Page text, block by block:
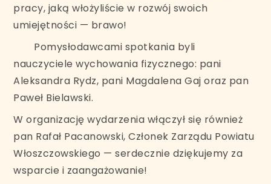
pracy, jaką włożyliście w rozwój swoich
umiejętności — brawo!
Pomysłodawcami spotkania byli
nauczyciele wychowania fizycznego: pani
Aleksandra Rydz, pani Magdalena Gaj oraz pan
Paweł Bielawski.
W organizację wydarzenia włączył się również
pan Rafał Pacanowski, Członek Zarządu Powiatu
Włoszczowskiego — serdecznie dziękujemy za
wsparcie i zaangażowanie!